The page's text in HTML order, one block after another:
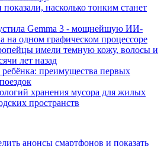
насколько тонким станет
Gemma 3 - мощнейшую ИИ-
на одном графическом процессоре
имели темную кожу, волосы и
лет назад
ребёнка: преимущества первых
хранения мусора для жилых
пространств
анонсы смартфонов и показать